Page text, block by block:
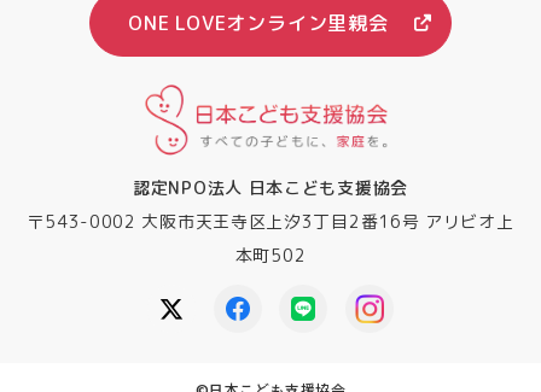
ONE LOVEオンライン里親会
認定NPO法人 日本こども支援協会
〒543-0002 大阪市天王寺区上汐3丁目2番16号 アリビオ上
本町502